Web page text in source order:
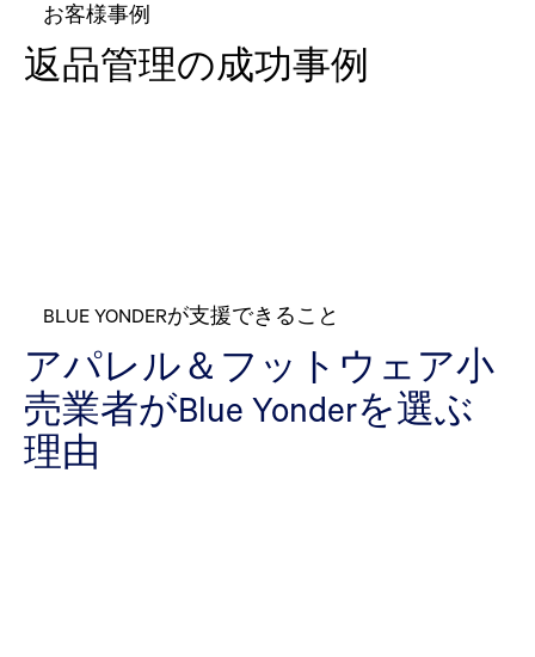
お客様事例
返品管理の成功事例
BLUE YONDERが支援できること
アパレル＆フットウェア小
売業者がBlue Yonderを選ぶ
理由